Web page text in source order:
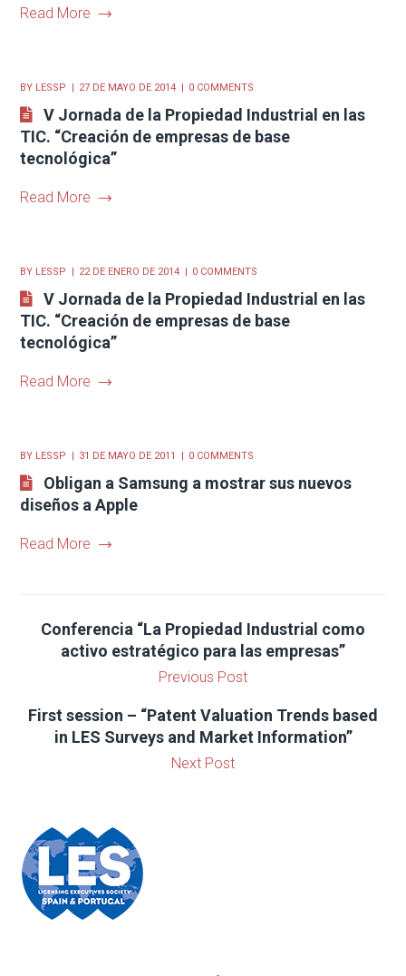
Read More
BY LESSP 27 DE MAYO DE 2014 0 COMMENTS
V Jornada de la Propiedad Industrial en las
TIC. “Creación de empresas de base
tecnológica”
Read More
BY LESSP 22 DE ENERO DE 2014 0 COMMENTS
V Jornada de la Propiedad Industrial en las
TIC. “Creación de empresas de base
tecnológica”
Read More
BY LESSP 31 DE MAYO DE 2011 0 COMMENTS
Obligan a Samsung a mostrar sus nuevos
diseños a Apple
Read More
Conferencia “La Propiedad Industrial como
activo estratégico para las empresas”
Previous Post
First session – “Patent Valuation Trends based
in LES Surveys and Market Information”
Next Post